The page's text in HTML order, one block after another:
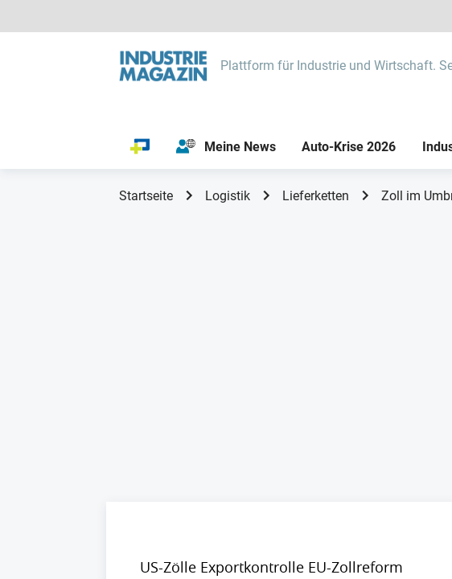
Plattform für Industrie und Wirtschaft.
Meine News Auto-Krise 2026
Startseite Logistik Lieferketten Zoll im
US-Zölle Exportkontrolle EU-Zollreform